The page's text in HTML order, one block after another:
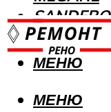
SANDERO
МЕНЮ
МЕНЮ